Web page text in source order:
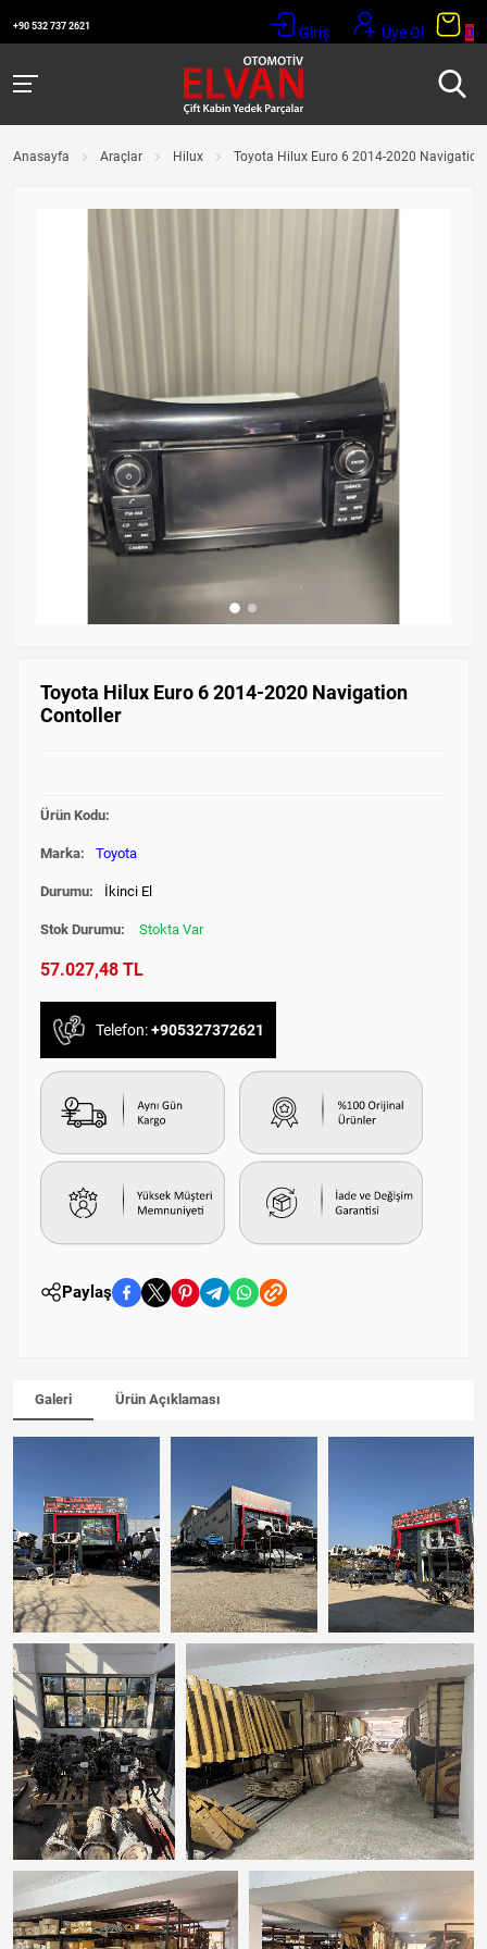
+90 532 737 2621 Giriş Üye Ol 0
Anasayfa Araçlar Hilux Toyota Hilux Euro 6 2014-2020
Toyota Hilux Euro 6 2014-2020 Navigation
Contoller
Ürün Kodu:
Marka: Toyota
Durumu: İkinci El
Stok Durumu: Stokta Var
57.027,48 TL
Telefon:+905327372621
Paylaş
Galeri Ürün Açıklaması